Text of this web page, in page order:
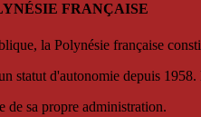
FRANÇAISE
la Polynésie française
statut d'autonomie depuis
de sa propre administration.